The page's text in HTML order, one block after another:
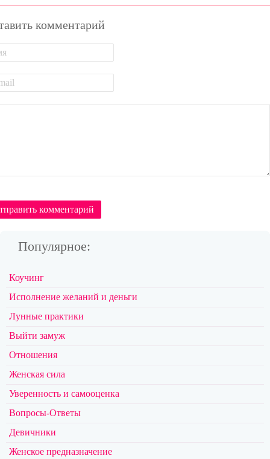
комментарий
комментарий
Популярное:
Коучинг
Исполнение желаний и деньги
Лунные практики
Выйти замуж
Отношения
Женская сила
Уверенность и самооценка
Вопросы-Ответы
Девичники
Женское предназначение